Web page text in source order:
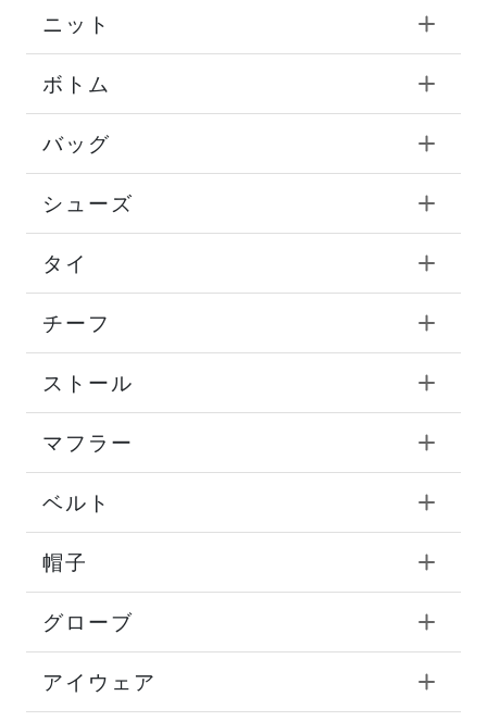
ニット
ボトム
バッグ
シューズ
タイ
チーフ
ストール
マフラー
ベルト
帽子
グローブ
アイウェア